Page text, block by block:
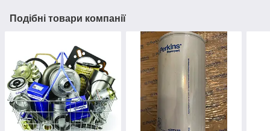
Подібні товари компанії